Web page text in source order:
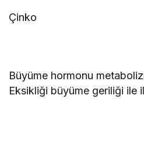
Çinko
Büyüme hormonu
Eksikliği büyüme geriliği ile